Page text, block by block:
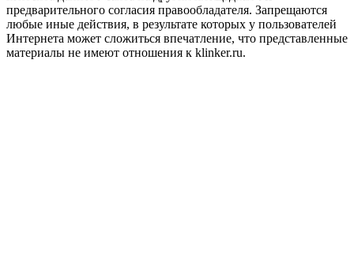
предварительного согласия правообладателя. Запрещаются
любые иные действия, в результате которых у пользователей
Интернета может сложиться впечатление, что представленные
материалы не имеют отношения к klinker.ru.